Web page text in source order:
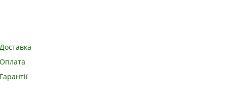
Доставка
Оплата
Гарантії